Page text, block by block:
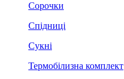
Сорочки
Спідниці
Сукні
Термобілизна комплект